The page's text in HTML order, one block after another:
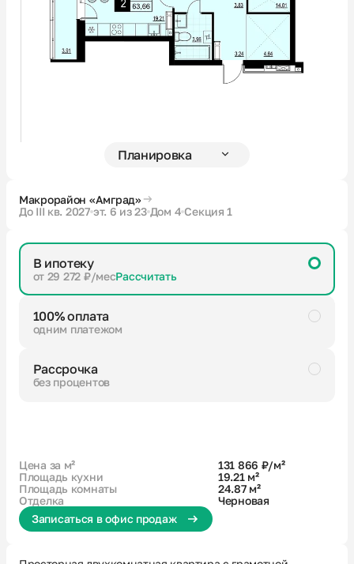
Новости
Партнерам
Контакты
Макрорайон «Амград»
До III кв. 2027 эт. 6 из 23 Дом 4 Секция 1
В ипотеку
от 29 272 ₽/месРассчитать
100% оплата
одним платежом
Рассрочка
без процентов
Цена за м²
131 866 ₽/м²
Площадь кухни
19.21 м²
Площадь комнаты
24.87 м²
Отделка
Черновая
Записаться в офис продаж